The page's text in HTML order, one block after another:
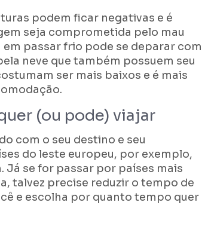
podem ficar negativas e é
seja comprometida pelo mau
passar frio pode se deparar com
neve que também possuem seu
ser mais baixos e é mais
(ou pode) viajar
com o seu destino e seu
do leste europeu, por exemplo,
Já se for passar por países mais
talvez precise reduzir o tempo de
e escolha por quanto tempo quer